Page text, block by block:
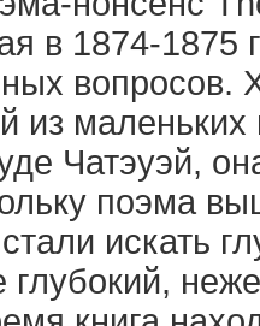
в 1874-1875
вопросов.
из маленьких
Чатэуэй,
поэма
искать
глубокий,